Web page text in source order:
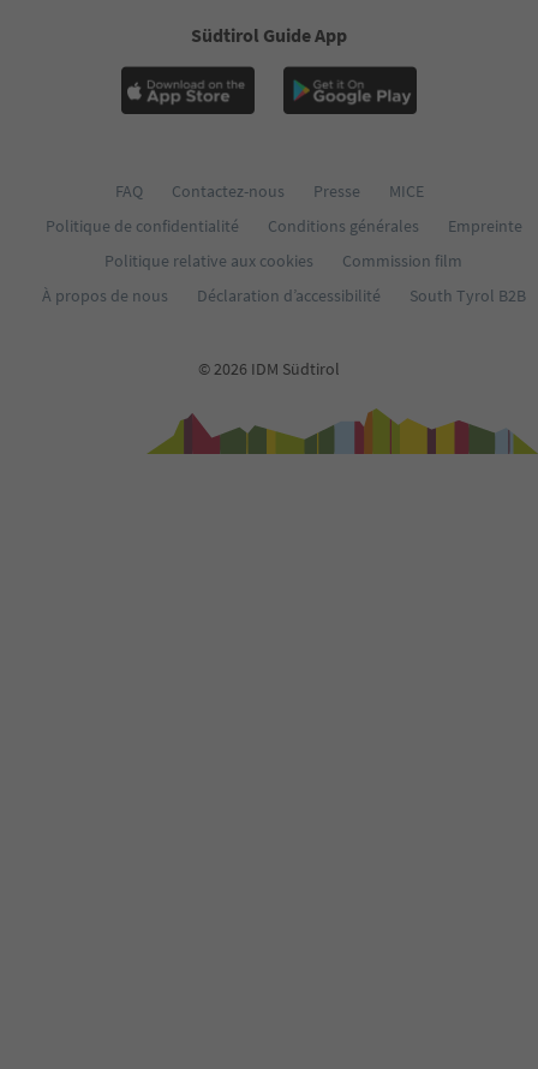
Südtirol Guide App
FAQ Contactez-nous Presse
MICE
Politique de confidentialité
Conditions générales
Empreinte
Politique relative aux cookies
Commission film
À propos de nous
Déclaration d’accessibilité South Tyrol B2B
© 2026 IDM Südtirol